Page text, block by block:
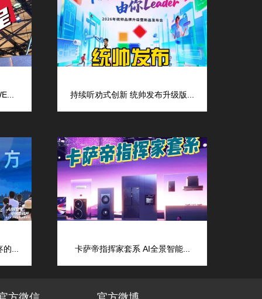
持续听劝式创新 统帅发布升级版...
... 卡萨帝指挥家套系 AI全景智能...